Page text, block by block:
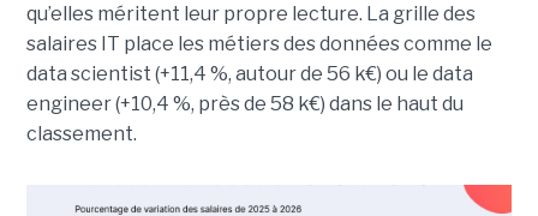
qu’elles méritent leur propre lecture. La grille des
salaires IT place les métiers des données comme le
data scientist (+11,4 %, autour de 56 k€) ou le data
engineer (+10,4 %, près de 58 k€) dans le haut du
classement.